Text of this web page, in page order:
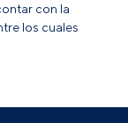
con la
los cuales